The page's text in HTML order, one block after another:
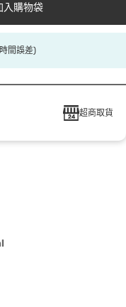
入購物袋
間誤差)
超商取貨